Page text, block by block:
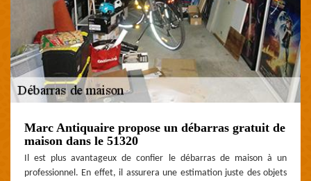
Marc Antiquaire propose un débarras gratuit de
maison dans le 51320
Il est plus avantageux de confier le débarras de maison à un
professionnel. En effet, il assurera une estimation juste des objets